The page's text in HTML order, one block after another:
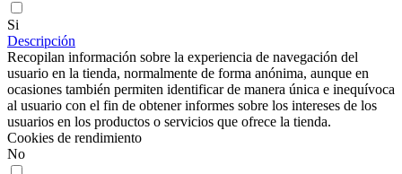
Si
Descripción
Recopilan información sobre la experiencia de navegación del
usuario en la tienda, normalmente de forma anónima, aunque en
ocasiones también permiten identificar de manera única e inequívoca
al usuario con el fin de obtener informes sobre los intereses de los
usuarios en los productos o servicios que ofrece la tienda.
Cookies de rendimiento
No